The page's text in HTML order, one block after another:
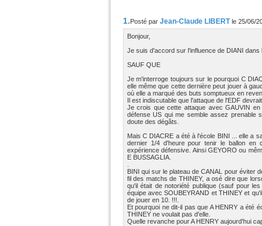
1. Posté par Jean-Claude LIBERT le 25/06/
Bonjour,
Je suis d'accord sur l'influence de DIANI dans
SAUF QUE
Je m'interroge toujours sur le pourquoi C
elle même que cette dernière peut jouer à
où elle a marqué des buts somptueux en
Il est indiscutable que l'attaque de l'EDF
Je crois que cette attaque avec GAUVIN
défense US qui me semble assez prenable
doute des dégâts.
Mais C DIACRE a été à l'école BINI ... elle a
dernier 1/4 d'heure pour tenir le ballon en
expérience défensive. Ainsi GEYORO ou
E BUSSAGLIA.
BINI qui sur le plateau de CANAL pour éviter
fil des matchs de THINEY, a osé dire que
qu'il était de notoriété publique (sauf pour
équipe avec SOUBEYRAND et THINEY et
de jouer en 10. !!!.
Et pourquoi ne dit-il pas que A HENRY a été
THINEY ne voulait pas d'elle.
Quelle revanche pour A HENRY aujourd'hui